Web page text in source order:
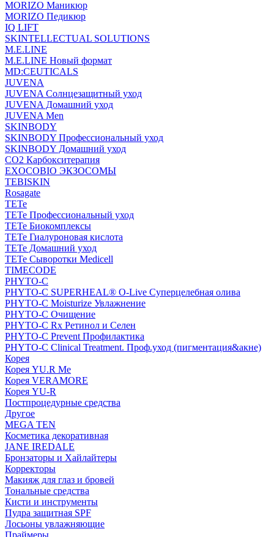
MORIZO Маникюр
MORIZO Педикюр
IQ LIFT
SKINTELLECTUAL SOLUTIONS
M.E.LINE
M.E.LINE Новый формат
MD:CEUTICALS
JUVENA
JUVENA Солнцезащитный уход
JUVENA Домашний уход
JUVENA Men
SKINBODY
SKINBODY Профессиональный уход
SKINBODY Домашний уход
CO2 Карбокситерапия
EXOCOBIO ЭКЗОСОМЫ
TEBISKIN
Rosagate
TETe
TETe Профессиональный уход
TETe Биокомплексы
TETe Гиалуроновая кислота
TETe Домашний уход
TETe Сыворотки Medicell
TIMECODE
PHYTO-C
PHYTO-C SUPERHEAL® O-Live Суперцелебная олива
PHYTO-C Moisturize Увлажнение
PHYTO-C Очищение
PHYTO-C Rx Ретинол и Селен
PHYTO-C Prevent Профилактика
PHYTO-C Clinical Treatment. Проф.уход (пигментация&акне)
Корея
Корея YU.R Me
Корея VERAMORE
Корея YU-R
Постпроцедурные средства
Другое
MEGA TEN
Косметика декоративная
JANE IREDALE
Бронзаторы и Хайлайтеры
Корректоры
Макияж для глаз и бровей
Тональные средства
Кисти и инструменты
Пудра защитная SPF
Лосьоны увлажняющие
Праймеры